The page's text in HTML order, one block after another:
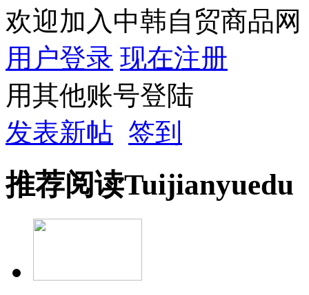
欢迎加入中韩自贸商品网
用户登录 现在注册
用其他账号登陆
发表新帖 签到
推荐阅读Tuijianyuedu